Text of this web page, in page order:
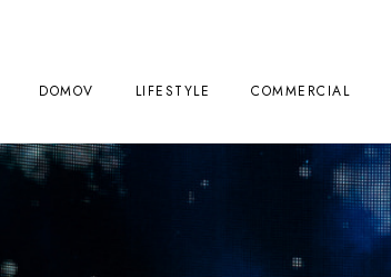
DOMOV LIFESTYLE COMMERCIAL